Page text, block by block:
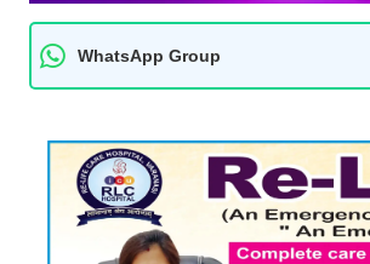
WhatsApp Group